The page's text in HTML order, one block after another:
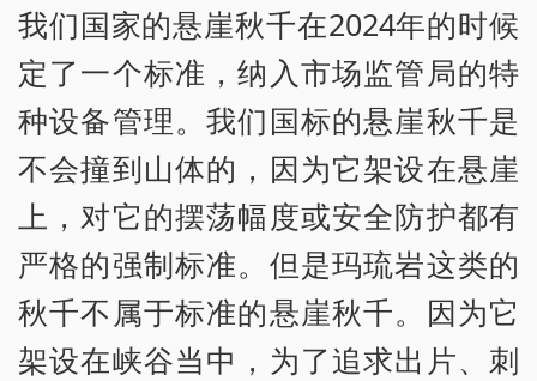
我们国家的悬崖秋千在2024年的时候
定了一个标准，纳入市场监管局的特
种设备管理。我们国标的悬崖秋千是
不会撞到山体的，因为它架设在悬崖
上，对它的摆荡幅度或安全防护都有
严格的强制标准。但是玛琉岩这类的
秋千不属于标准的悬崖秋千。因为它
架设在峡谷当中，为了追求出片、刺